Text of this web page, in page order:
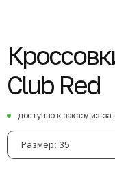
Club Red
доступно к заказу из-за
Размер: 35